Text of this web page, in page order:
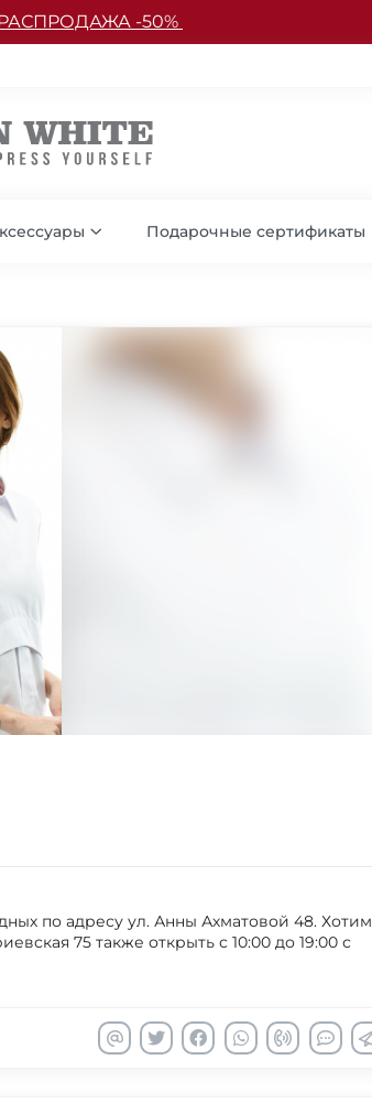
-50%
Подарочные сертификаты
по адресу ул. Анны Ахматовой 48. Хотим
75 также открыть с 10:00 до 19:00 с